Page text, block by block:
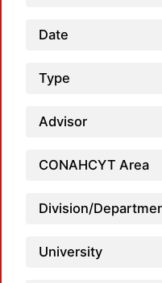
Date
Type
Advisor
CONAHCYT Area
Division/
University